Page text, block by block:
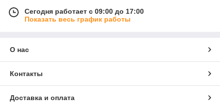
Сегодня работает с 09:00 до 17:00
Показать весь график работы
О нас
Контакты
Доставка и оплата